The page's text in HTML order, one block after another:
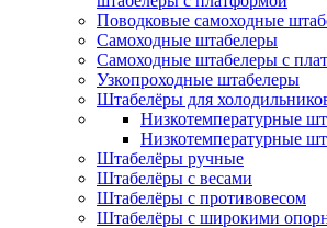
Поводковые самоходные
Самоходные штабелеры
Самоходные штабелеры с
Узкопроходные штабелеры
Штабелёры для
Низкотемпературные
Низкотемпературные
Штабелёры ручные
Штабелёры с весами
Штабелёры с противовесом
Штабелёры с широкими